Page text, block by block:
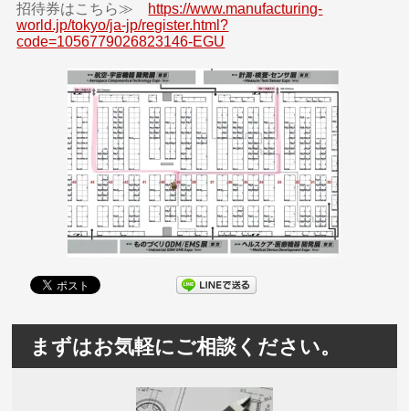
招待券はこちら≫ https://www.manufacturing-
world.jp/tokyo/ja-jp/register.html?
code=1056779026823146-EGU
まずはお気軽にご相談ください。